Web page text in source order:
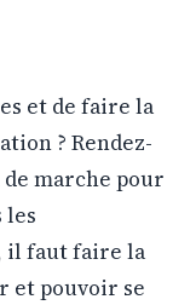
et de faire la
? Rendez-
de marche pour
les
il faut faire la
et pouvoir se